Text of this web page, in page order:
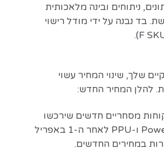
ניתוחים ובינה מלאכותית
בד נבנה על ידי מודל רישוי
שלך, שינוי המחיר עשוי
להלן המחיר החדש:
מסחריים חדשים שירכשו
רישיונות Power BI Pro ו-PPU לאחר ה-1 באפריל